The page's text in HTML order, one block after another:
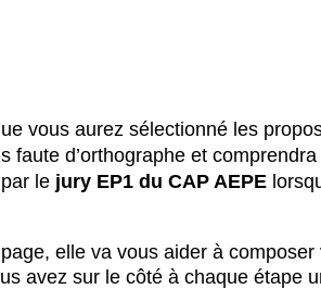
vous aurez sélectionné les
faute d’orthographe et comprendra
le jury EP1 du CAP AEPE
elle va vous aider à
avez sur le côté à chaque étape